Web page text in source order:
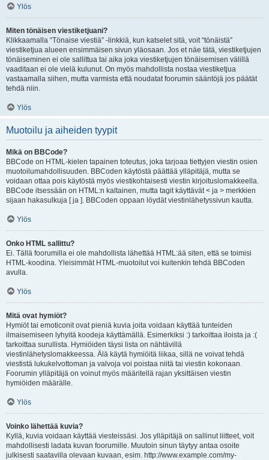
Ylös
Miten tönäisen viestiketjuani?
Klikkaamalla “Tönaise viestiä” -linkkiä, kun katselet sitä, voit “tönäistä”
viestiketjua alueen ensimmäisen sivun yläosaan. Jos et näe tätä, viestiketjujen
tönäiseminen ei ole sallittua tai aika joka viestiketjujen tönäisemisen välillä
vaaditaan ei ole vielä kulunut. On myös mahdollista nostaa viestiketjua
vastaamalla siihen, mutta varmista että noudatat foorumin sääntöjä jos päätät
tehdä niin.
Ylös
Muotoilu ja aiheiden tyypit
Mikä on BBCode?
BBCode on HTML-kielen tapainen toteutus, joka tarjoaa tiettyjen viestin osien
muotoilumahdollisuuden. BBCoden käytöstä päättää ylläpitäjä, mutta se
voidaan ottaa pois käytöstä myös viestikohtaisesti viestin kirjoituslomakkeella.
BBCode itsessään on HTML:n kaltainen, mutta tagit käyttävät < ja > merkkien
sijaan hakasulkuja [ ja ]. BBCoden oppaan löydät viestinlähetyssivun kautta.
Ylös
Onko HTML sallittu?
Ei. Tällä foorumilla ei ole mahdollista lähettää HTML:ää siten, että se toimisi
HTML-koodina. Yleisimmät HTML-muotoilut voi kuitenkin tehdä BBCoden
avulla.
Ylös
Mitä ovat hymiöt?
Hymiöt tai emoticonit ovat pieniä kuvia joita voidaan käyttää tunteiden
ilmaisemiseen lyhyitä koodeja käyttämällä. Esimerkiksi :) tarkoittaa iloista ja :(
tarkoittaa surullista. Hymiöiden täysi lista on nähtävillä
viestinlähetyslomakkeessa. Älä käytä hymiöitä liikaa, sillä ne voivat tehdä
viestistä lukukelvottoman ja valvoja voi poistaa niitä tai viestin kokonaan.
Foorumin ylläpitäjä on voinut myös määritellä rajan yksittäisen viestin
hymiöiden määrälle.
Ylös
Voinko lähettää kuvia?
Kyllä, kuvia voidaan käyttää viesteissäsi. Jos ylläpitäjä on sallinut liitteet, voit
mahdollisesti ladata kuvan foorumille. Muutoin sinun täytyy antaa osoite
julkisesti saatavilla olevaan kuvaan, esim. http://www.example.com/my-